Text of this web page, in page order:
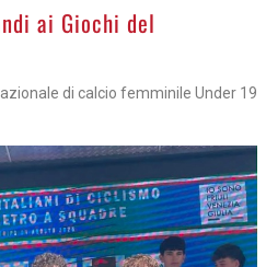
ai Giochi del
di calcio femminile Under 19